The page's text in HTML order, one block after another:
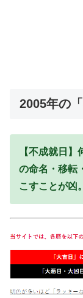
2005年の
【不成就日
の命名・移転
こすことが凶